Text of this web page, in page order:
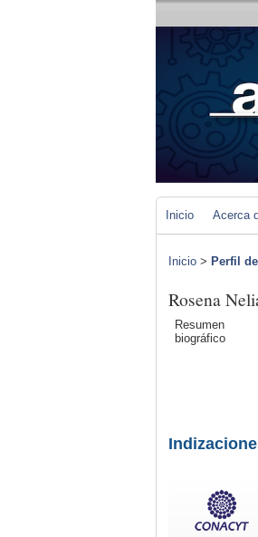
Inicio Acerca
Inicio > Perfil
Rosena
Resumen
biográfico